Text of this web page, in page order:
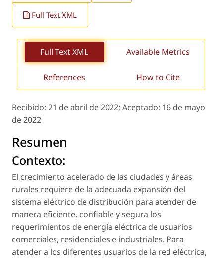
Full Text XML
Full Text XML Available Metrics
References How to Cite
Recibido: 21 de abril de 2022; Aceptado: 16 de mayo
de 2022
Resumen
Contexto:
El crecimiento acelerado de las ciudades y áreas
rurales requiere de la adecuada expansión del
sistema eléctrico de distribución para atender de
manera eficiente, confiable y segura los
requerimientos de energía eléctrica de usuarios
comerciales, residenciales e industriales. Para
atender a los diferentes usuarios de la red eléctrica,